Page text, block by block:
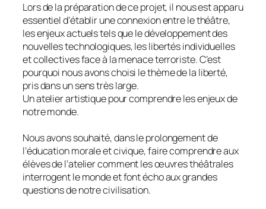
Lors de la préparation de ce projet, il nous est apparu
essentiel d’établir une connexion entre le théâtre,
les enjeux actuels tels que le développement des
nouvelles technologiques, les libertés individuelles
et collectives face à la menace terroriste. C’est
pourquoi nous avons choisi le thème de la liberté,
pris dans un sens très large.
Un atelier artistique pour comprendre les enjeux de
notre monde.
Nous avons souhaité, dans le prolongement de
l’éducation morale et civique, faire comprendre aux
élèves de l’atelier comment les œuvres théâtrales
interrogent le monde et font écho aux grandes
questions de notre civilisation.